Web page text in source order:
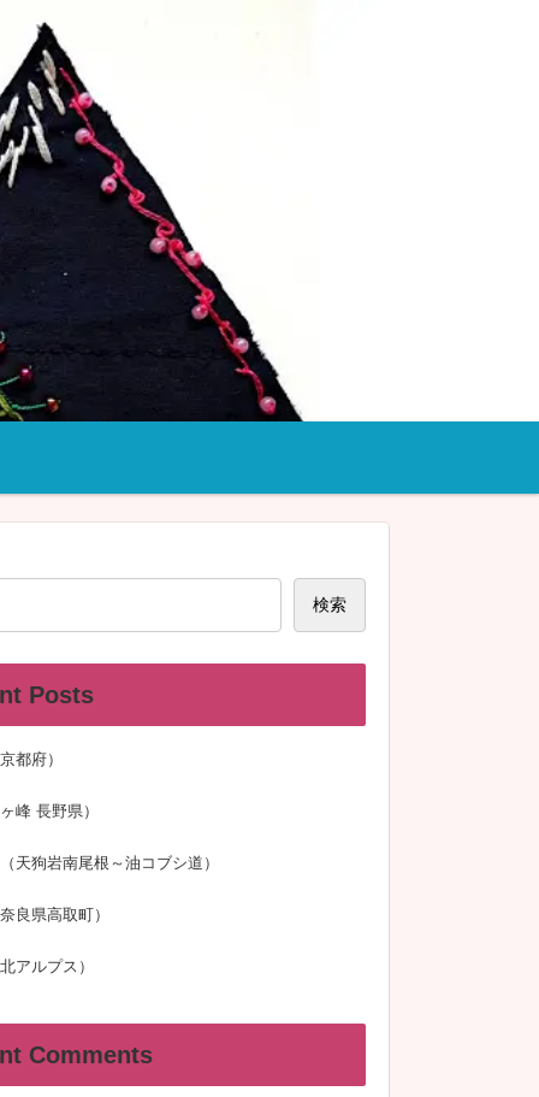
検索
Posts
都府）
峰 長野県）
天狗岩南尾根～油コブシ道）
良県高取町）
アルプス）
Comments